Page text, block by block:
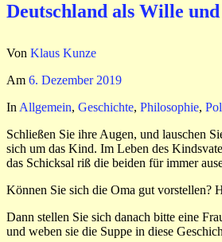
Deutschland als Wille
Von Klaus Kunze
Am 6. Dezember 2019
InAllgemein, Geschichte, Philosophie,
Schließen Sie ihre Augen, und lauschen
sich um das Kind. Im Leben des
das Schicksal riß die beiden für immer
Können Sie sich die Oma gut vorstellen?
Dann stellen Sie sich danach bitte eine
und weben sie die Suppe in diese